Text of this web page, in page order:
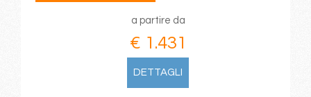
a partire da
€ 1.431
DETTAGLI